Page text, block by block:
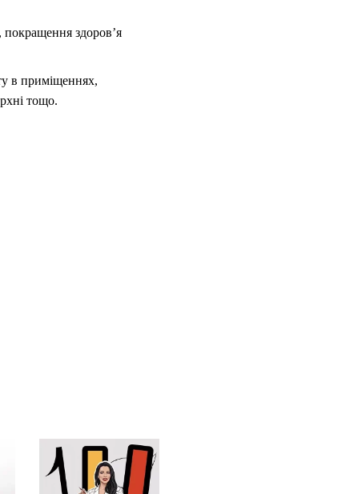
покращення здоров’я
в приміщеннях,
тощо.